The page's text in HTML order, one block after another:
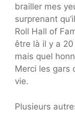
brailler mes
surprenant
Roll Hall of
être là il y a
mais quel
Merci les gars
vie.
Plusieurs